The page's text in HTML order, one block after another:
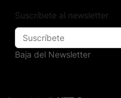
Suscríbete al newsletter
Baja del Newsletter